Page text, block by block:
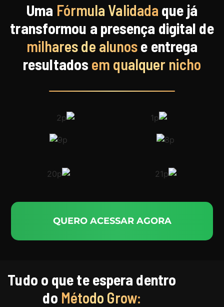
Uma Fórmula Validada que já
transformou a presença digital de
milhares de alunose entrega
resultados em qualquer nicho
QUERO ACESSAR AGORA
Tudo o que te espera dentro
do Método Grow: